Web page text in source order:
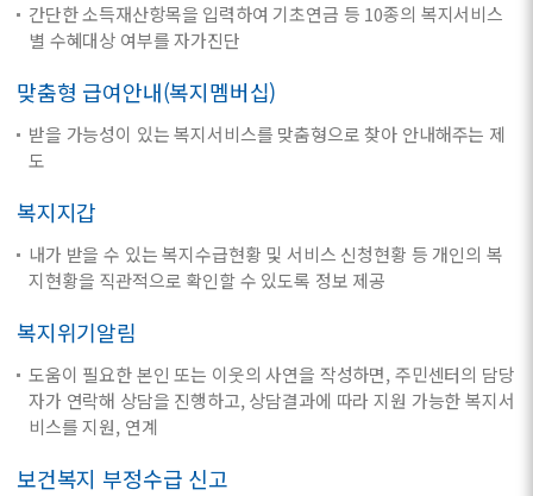
간단한 소득재산항목을 입력하여 기초연금 등 10종의 복지서비스
별 수혜대상 여부를 자가진단
맞춤형 급여안내(복지멤버십)
받을 가능성이 있는 복지서비스를 맞춤형으로 찾아 안내해주는 제
도
복지지갑
내가 받을 수 있는 복지수급현황 및 서비스 신청현황 등 개인의 복
지현황을 직관적으로 확인할 수 있도록 정보 제공
복지위기알림
도움이 필요한 본인 또는 이웃의 사연을 작성하면, 주민센터의 담당
자가 연락해 상담을 진행하고, 상담결과에 따라 지원 가능한 복지서
비스를 지원, 연계
보건복지 부정수급 신고